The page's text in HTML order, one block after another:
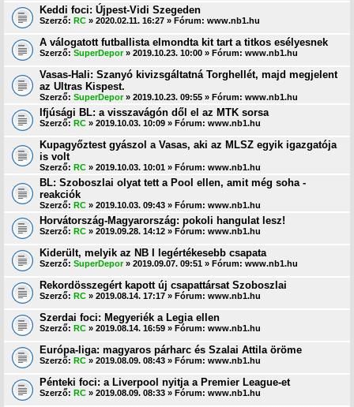
Keddi foci: Újpest-Vidi Szegeden
Szerző: RC » 2020.02.11. 16:27 » Fórum: www.nb1.hu
A válogatott futballista elmondta kit tart a titkos esélyesnek
Szerző: SuperDepor» 2019.10.23. 10:00 » Fórum: www.nb1.hu
Vasas-Hali: Szanyó kivizsgáltatná Torghellét, majd megjelent
az Ultras Kispest.
Szerző: SuperDepor» 2019.10.23. 09:55 » Fórum: www.nb1.hu
Ifjúsági BL: a visszavágón dől el az MTK sorsa
Szerző: RC » 2019.10.03. 10:09 » Fórum: www.nb1.hu
Kupagyőztest gyászol a Vasas, aki az MLSZ egyik igazgatója
is volt
Szerző: RC » 2019.10.03. 10:01 » Fórum: www.nb1.hu
BL: Szoboszlai olyat tett a Pool ellen, amit még soha -
reakciók
Szerző: RC » 2019.10.03. 09:43 » Fórum: www.nb1.hu
Horvátország-Magyarország: pokoli hangulat lesz!
Szerző: RC » 2019.09.28. 14:12 » Fórum: www.nb1.hu
Kiderült, melyik az NB I legértékesebb csapata
Szerző: SuperDepor» 2019.09.07. 09:51 » Fórum: www.nb1.hu
Rekordösszegért kapott új csapattársat Szoboszlai
Szerző: RC » 2019.08.14. 17:17 » Fórum: www.nb1.hu
Szerdai foci: Megyeriék a Legia ellen
Szerző: RC » 2019.08.14. 16:59 » Fórum: www.nb1.hu
Európa-liga: magyaros párharc és Szalai Attila öröme
Szerző: RC » 2019.08.09. 08:43 » Fórum: www.nb1.hu
Pénteki foci: a Liverpool nyitja a Premier League-et
Szerző: RC » 2019.08.09. 08:33 » Fórum: www.nb1.hu